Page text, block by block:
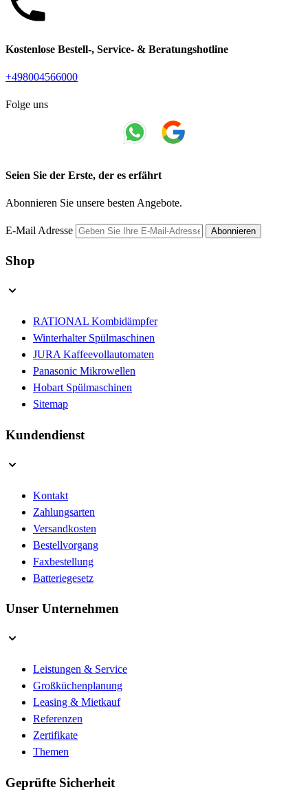
Kostenlose Bestell-, Service- & Beratungshotline
+498004566000
Folge uns
Seien Sie der Erste, der es erfährt
Abonnieren Sie unsere besten Angebote.
E-Mail Adresse Abonnieren
Shop
RATIONAL Kombidämpfer
Winterhalter Spülmaschinen
JURA Kaffeevollautomaten
Panasonic Mikrowellen
Hobart Spülmaschinen
Sitemap
Kundendienst
Kontakt
Zahlungsarten
Versandkosten
Bestellvorgang
Faxbestellung
Batteriegesetz
Unser Unternehmen
Leistungen & Service
Großküchenplanung
Leasing & Mietkauf
Referenzen
Zertifikate
Themen
Geprüfte Sicherheit